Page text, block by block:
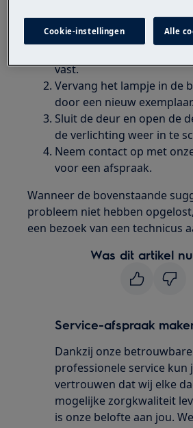
Controleer of het lampje
vast.
Vervang het lampje in de
door een nieuw exemplaar.
Sluit de deur en open de
de verlichting weer in te
Neem contact op met
voor een afspraak.
Wanneer de bovenstaande
probleem niet hebben
een bezoek van een technicus
Was dit artikel
Service-afspraak
Dankzij onze
professionele service kun
vertrouwen dat wij elke
mogelijke zorgkwaliteit
is onze belofte aan jou.
Cookie-instellingen Alle